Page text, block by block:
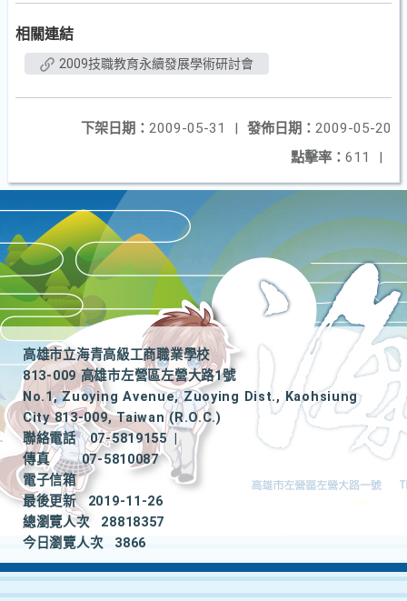
相關連結
2009技職教育永續發展學術研討會
發佈日期： 2009-05-20
下架日期： 2009-05-31
|
點擊率： 611 |
高雄市立海青高級工商職業學校
813-009 高雄市左營區左營大路1號
No.1, Zuoying Avenue, Zuoying Dist., Kaohsiung
City 813-009, Taiwan (R.O.C.)
聯絡電話
07-5819155
|
傳真
07-5810087
電子信箱
最後更新
2019-11-26
總瀏覽人次
28818357
今日瀏覽人次
3866